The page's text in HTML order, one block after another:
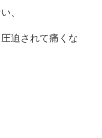
、
迫されて痛くな